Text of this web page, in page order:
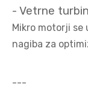
- Vetrne
Mikro motorji se
nagiba za
---